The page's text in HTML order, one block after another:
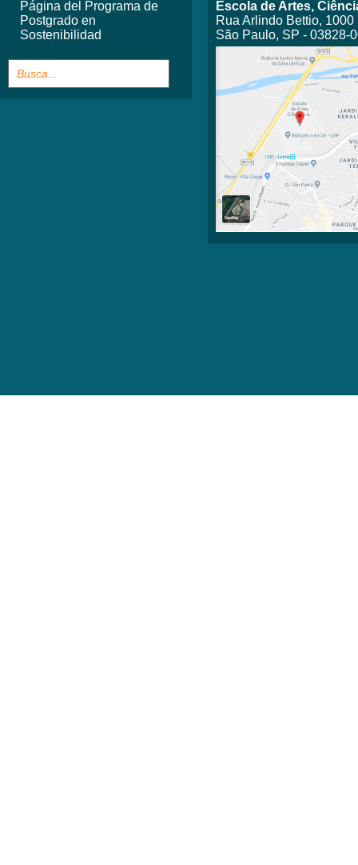
Página del Programa de
Postgrado en
Sostenibilidad
Escola de Artes,
Rua Arlindo Bettio, 1000
São Paulo, SP - 03828-